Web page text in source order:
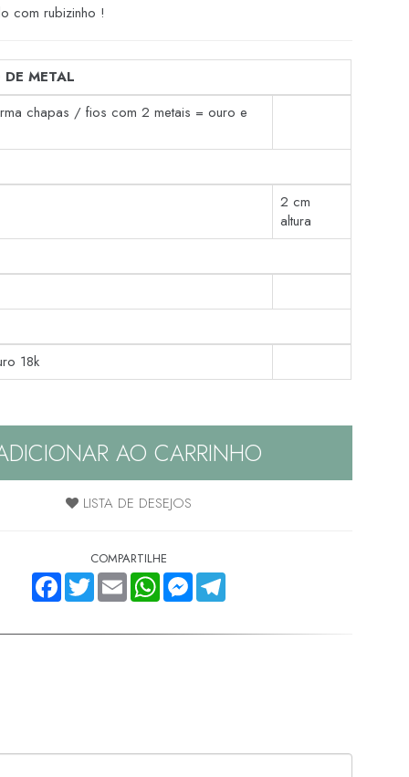
com rubizinho !
METAL
chapas / fios com 2 metais = ouro e
2 cm
altura
18k
AO CARRINHO
LISTA DE DESEJOS
COMPARTILHE
FACEBOOKTWITTEREMAIL WHATSAPPMESSENGER
TELEGRAM